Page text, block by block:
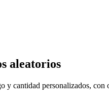
aleatorios
y cantidad personalizados, con